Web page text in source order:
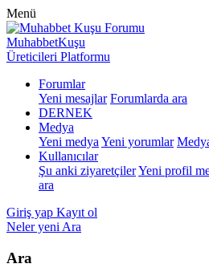
Menü
MuhabbetKuşu
Üreticileri Platformu
Forumlar
Yeni mesajlar Forumlarda ara
DERNEK
Medya
Yeni medya Yeni yorumlar
Kullanıcılar
Şu anki ziyaretçilerYeni profil
ara
Giriş yap Kayıt ol
Neler yeni Ara
Ara